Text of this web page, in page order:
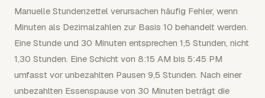
Manuelle Stundenzettel verursachen häufig Fehler, wenn
Minuten als Dezimalzahlen zur Basis 10 behandelt werden.
Eine Stunde und 30 Minuten entsprechen 1,5 Stunden, nicht
1,30 Stunden. Eine Schicht von 8:15 AM bis 5:45 PM
umfasst vor unbezahlten Pausen 9,5 Stunden. Nach einer
unbezahlten Essenspause von 30 Minuten beträgt die